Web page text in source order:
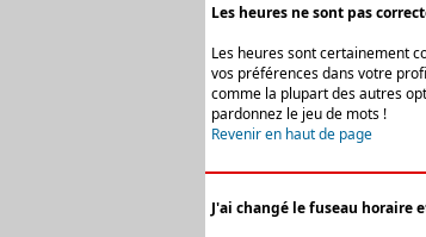
Les heures ne sont pas
Les heures sont certainement
vos préférences dans votre
comme la plupart des autres
pardonnez le jeu de mots !
Revenir en haut de page
J'ai changé le fuseau horaire